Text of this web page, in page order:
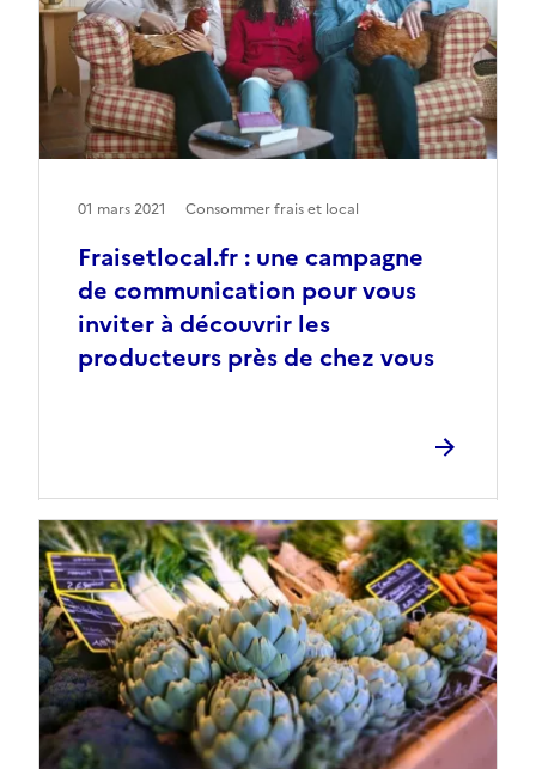
Fraisetlocal.fr : une campagne
de communication pour vous
inviter à découvrir les
producteurs près de chez vous
01 mars 2021 Consommer frais et local